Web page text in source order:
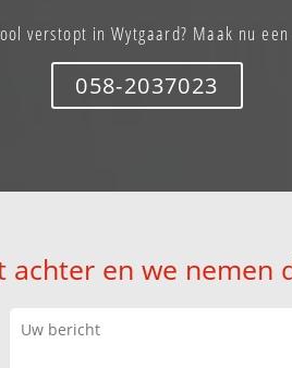
verstopt in Wytgaard? Maak nu
058-2037023
achter en we nemen